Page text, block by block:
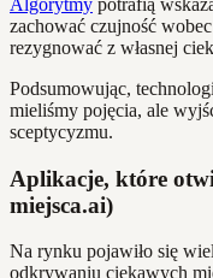
Algorytmy potrafią
zachować czujność
rezygnować z własnej
Podsumowując,
mieliśmy pojęcia, ale
sceptycyzmu.
Aplikacje, które
miejsca.ai)
Na rynku pojawiło się
odkrywaniu ciekawych